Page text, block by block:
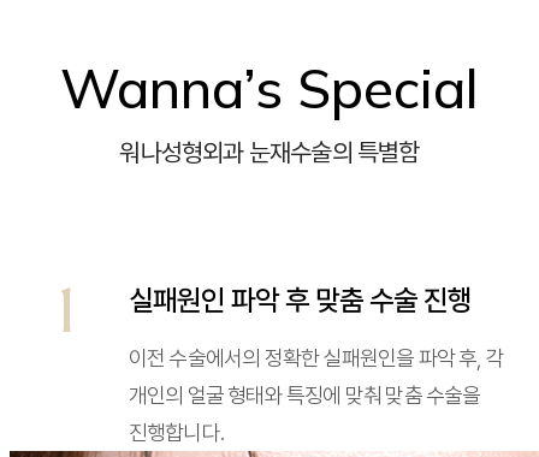
Wanna’s Special
워나성형외과 눈재수술의 특별함
1 실패원인 파악 후 맞춤 수술 진행
이전 수술에서의 정확한 실패원인을 파악 후, 각
개인의 얼굴 형태와 특징에 맞춰 맞춤 수술을
진행합니다.